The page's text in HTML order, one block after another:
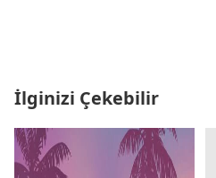
İlginizi Çekebilir